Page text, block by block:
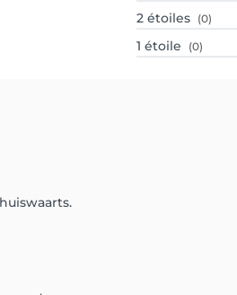
2 étoiles (0)
1 étoile (0)